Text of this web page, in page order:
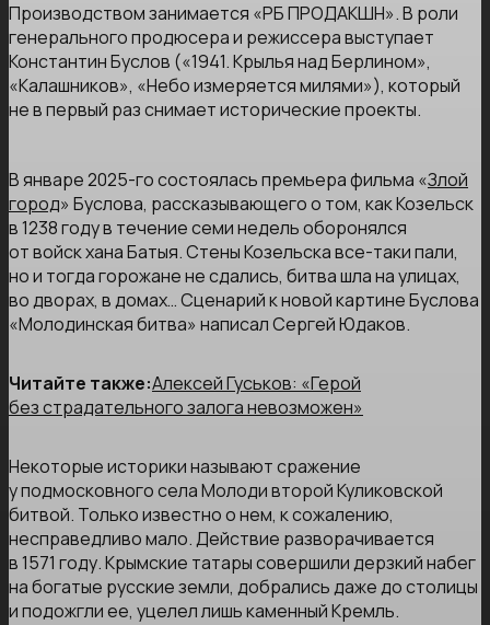
Производством занимается «РБ ПРОДАКШН». В роли
генерального продюсера и режиссера выступает
Константин Буслов («1941. Крылья над Берлином»,
«Калашников», «Небо измеряется милями»), который
не в первый раз снимает исторические проекты.
В январе 2025-го состоялась премьера фильма «Злой
город» Буслова, рассказывающего о том, как Козельск
в 1238 году в течение семи недель оборонялся
от войск хана Батыя. Стены Козельска все-таки пали,
но и тогда горожане не сдались, битва шла на улицах,
во дворах, в домах… Сценарий к новой картине Буслова
«Молодинская битва» написал Сергей Юдаков.
Читайте также:Алексей Гуськов: «Герой
без страдательного залога невозможен»
Некоторые историки называют сражение
у подмосковного села Молоди второй Куликовской
битвой. Только известно о нем, к сожалению,
несправедливо мало. Действие разворачивается
в 1571 году. Крымские татары совершили дерзкий набег
на богатые русские земли, добрались даже до столицы
и подожгли ее, уцелел лишь каменный Кремль.